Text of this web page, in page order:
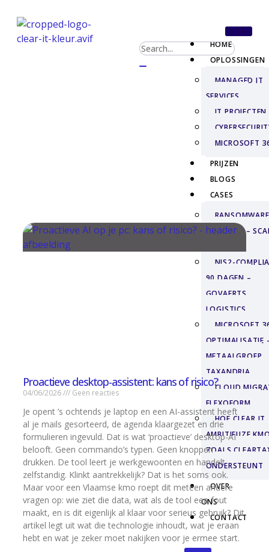
HOME
OPLOSSINGEN
MANAGED IT
SERVICES
IT PROJECTEN
MICROSOFT
PRIJZEN
BLOGS
CASES
RANSOMWARE
RECOVERY –
NIS2-
90 DAGEN –
GOVAERTS
LOGISTICS
MICROSOFT
OPTIMALISATIE
METAALGROEP
TAXANDRIA
CLOUD
FLEXOFORM
HOE CLEAR IT
AMBITIEUZE
ZOALS
ONDERSTEUNT
OVER
ONS
CONTACT
Proactieve desktop-assistent: kans of risico?
04/06/2026 Geen reacties
Je opent ’s ochtends je laptop en een AI-assistent heeft
al je mails gesorteerd, de agenda klaargezet en drie
formulieren ingevuld. Dat is wat ‘proactieve’ desktop-AI
belooft. Geen commando’s typen. Geen knoppen
drukken. De tool leert je werkgewoonten en handelt
zelfstandig. Klinkt aantrekkelijk? Dat is het soms ook.
Maar voor een Vlaamse kmo roept dit meteen andere
vragen op: wie ziet die data, wat als de tool een fout
maakt, en is dit eigenlijk al klaar voor serieus gebruik? Dit
artikel legt uit wat die technologie inhoudt, wat je eraan
hebt en wat je zeker moet nakijken voor je ermee start.